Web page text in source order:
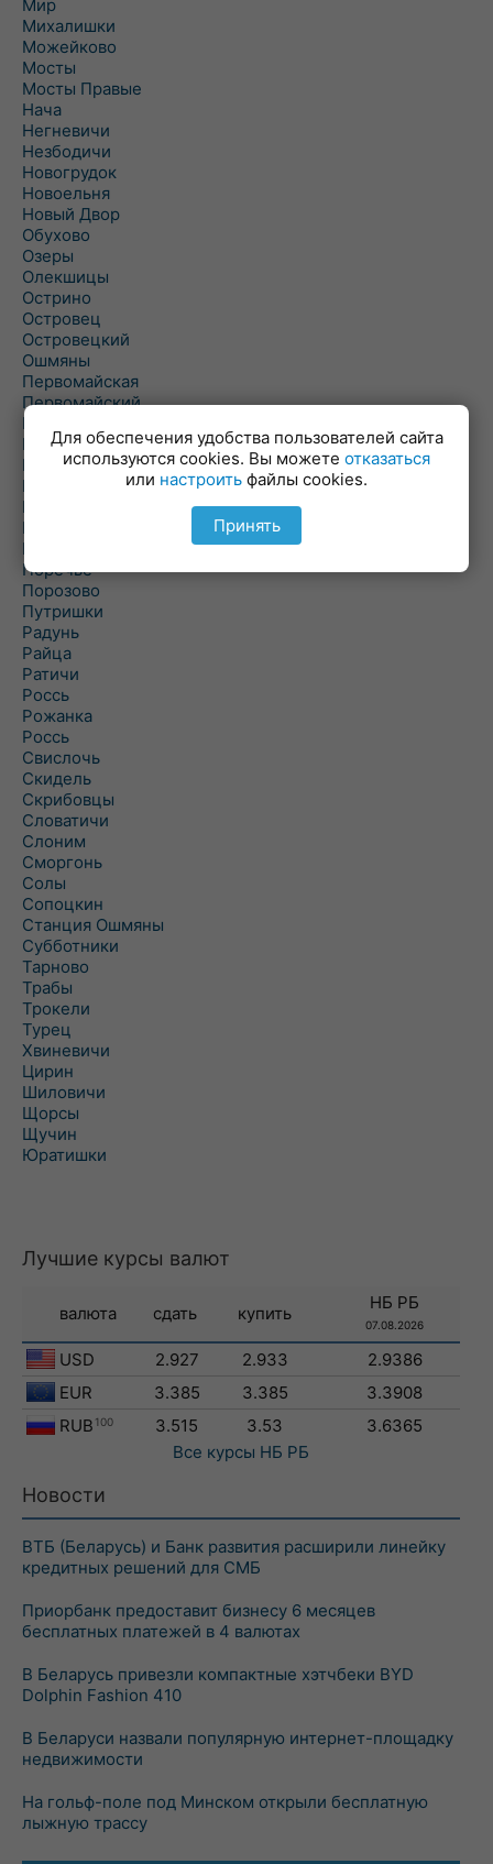
Мир
Михалишки
Можейково
Мосты
Мосты Правые
Нача
Негневичи
Незбодичи
Новогрудок
Новоельня
Новый Двор
Обухово
Озеры
Олекшицы
Острино
Островец
Островецкий
Ошмяны
Первомайская
Первомайский
Пески
Петревичи
Погородно
Пограничный
Подлабенье
Подольцы
Подороск
Поречье
Порозово
Путришки
Радунь
Райца
Ратичи
Роcсь
Рожанка
Россь
Свислочь
Скидель
Скрибовцы
Словатичи
Слоним
Сморгонь
Солы
Сопоцкин
Станция Ошмяны
Субботники
Тарново
Трабы
Трокели
Турец
Хвиневичи
Цирин
Шиловичи
Щорсы
Щучин
Юратишки
Лучшие курсы валют
валюта сдать купить
НБ РБ
07.08.2026
USD 2.927 2.933
2.9386
EUR
3.385 3.385
3.3908
RUB 100 3.515 3.53
3.6365
Все курсы НБ РБ
Новости
ВТБ (Беларусь) и Банк развития расширили линейку
кредитных решений для СМБ
Приорбанк предоставит бизнесу 6 месяцев
бесплатных платежей в 4 валютах
В Беларусь привезли компактные хэтчбеки BYD
Dolphin Fashion 410
В Беларуси назвали популярную интернет-площадку
недвижимости
На гольф-поле под Минском открыли бесплатную
лыжную трассу
Для обеспечения удобства пользователей сайта
используются cookies. Вы можете отказаться
или настроить файлы cookies.
Принять